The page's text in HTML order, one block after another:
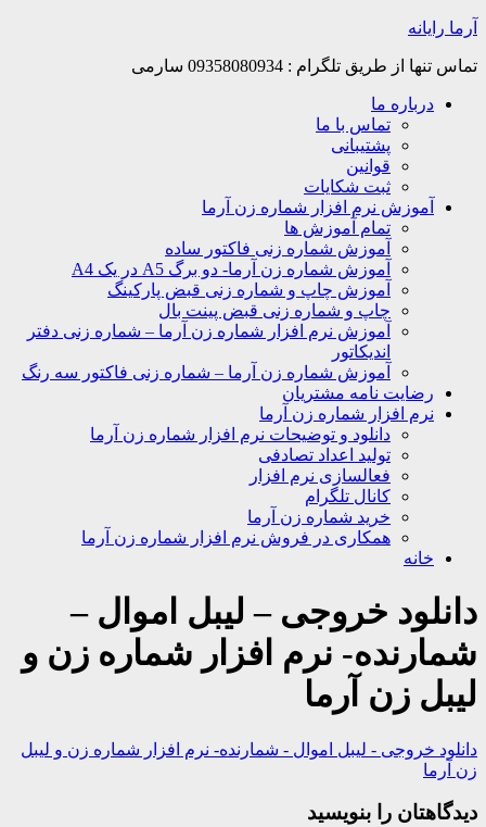
Skip
content
آرما رایانه
تماس تنها از طریق تلگرام : 09358080934 سارمی
درباره ما
تماس با ما
پشتیبانی
قوانین
ثبت شکایات
آموزش نرم افزار شماره زن آرما
تمام آموزش ها
آموزش شماره زنی فاکتور ساده
آموزش شماره زن آرما- دو برگ A5 در یک A4
آموزش چاپ و شماره زنی قبض پارکینگ
چاپ و شماره زنی قبض پینت بال
آموزش نرم افزار شماره زن آرما – شماره زنی دفتر
اندیکاتور
آموزش شماره زن آرما – شماره زنی فاکتور سه رنگ
رضایت نامه مشتریان
نرم افزار شماره زن آرما
دانلود و توضیحات نرم افزار شماره زن آرما
تولید اعداد تصادفی
فعالسازی نرم افزار
کانال تلگرام
خرید شماره زن آرما
همکاری در فروش نرم افزار شماره زن آرما
خانه
دانلود خروجی – لیبل اموال –
شمارنده- نرم افزار شماره زن و
لیبل زن آرما
دانلود خروجی - لیبل اموال - شمارنده- نرم افزار شماره زن و لیبل
زن آرما
دیدگاهتان را بنویسید